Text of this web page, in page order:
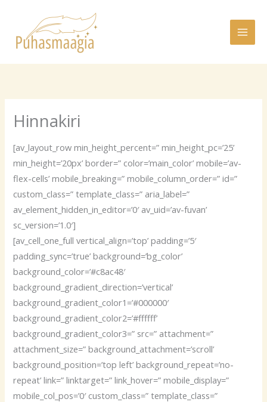
content
Hinnakiri
[av_layout_row min_height_percent=” min_height_pc=’25’
min_height=’20px’ border=” color=’main_color’ mobile=’av-
flex-cells’ mobile_breaking=” mobile_column_order=” id=”
custom_class=” template_class=” aria_label=”
av_element_hidden_in_editor=’0′ av_uid=’av-fuvan’
sc_version=’1.0′]
[av_cell_one_full vertical_align=’top’ padding=’5′
padding_sync=’true’ background=’bg_color’
background_color=’#c8ac48′
background_gradient_direction=’vertical’
background_gradient_color1=’#000000′
background_gradient_color2=’#ffffff’
background_gradient_color3=” src=” attachment=”
attachment_size=” background_attachment=’scroll’
background_position=’top left’ background_repeat=’no-
repeat’ link=” linktarget=” link_hover=” mobile_display=”
mobile_col_pos=’0′ custom_class=” template_class=”